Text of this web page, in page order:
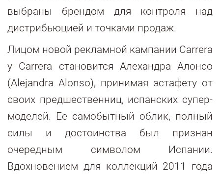
выбраны брендом для контроля над
дистрибьюцией и точками продаж.
Лицом новой рекламной кампании Carrera
y Carrera становится Алехандра Алонсо
(Alejandra Alonso), принимая эстафету от
своих предшественниц, испанских супер-
моделей. Ее самобытный облик, полный
силы и достоинства был признан
очередным символом Испании.
Вдохновением для коллекций 2011 года